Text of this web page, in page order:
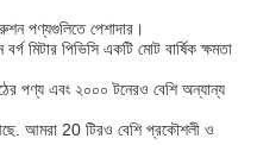
পণ্যগুলিতে পেশাদার।
মিটার পিভিসি একটি মোট বার্ষিক ক্ষমতা
পণ্য এবং ২০০০ টনেরও বেশি অন্যান্য
আমরা 20 টিরও বেশি প্রকৌশলী ও